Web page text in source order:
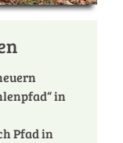
in
Pfad in